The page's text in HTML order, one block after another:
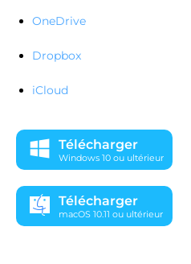
OneDrive
Dropbox
iCloud
Télécharger
Windows 10 ou ultérieur
Télécharger
macOS 10.11 ou ultérieur